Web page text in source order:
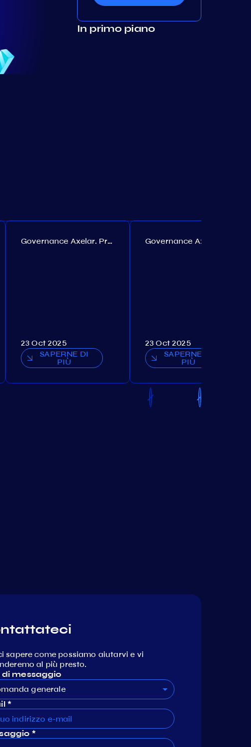
In primo piano
Governance Axelar. Proposta №385
23 Oct 2025
SAPERNE DI
PIÙ
23 Oct 2025
SAPERNE DI
PIÙ
sapere come possiamo aiutarvi e vi
al più presto.
di messaggio
generale
*
*